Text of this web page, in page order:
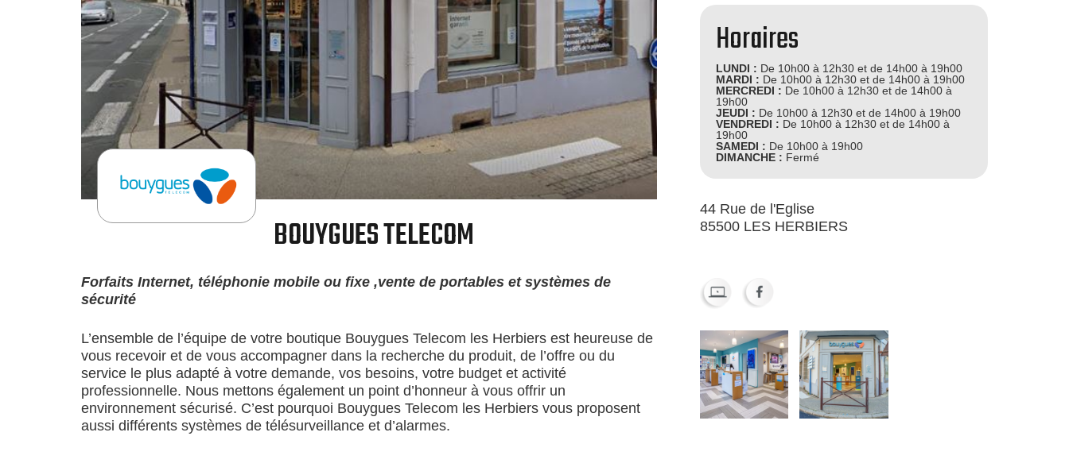
BOUYGUES TELECOM
Forfaits Internet, téléphonie mobile ou fixe ,vente de portables et systèmes de
sécurité
L’ensemble de l’équipe de votre boutique Bouygues Telecom les Herbiers est heureuse de
vous recevoir et de vous accompagner dans la recherche du produit, de l’offre ou du
service le plus adapté à votre demande, vos besoins, votre budget et activité
professionnelle. Nous mettons également un point d’honneur à vous offrir un
environnement sécurisé. C’est pourquoi Bouygues Telecom les Herbiers vous proposent
aussi différents systèmes de télésurveillance et d’alarmes.
Horaires
LUNDI : De 10h00 à 12h30 et de 14h00 à 19h00
MARDI : De 10h00 à 12h30 et de 14h00 à 19h00
MERCREDI : De 10h00 à 12h30 et de 14h00 à
19h00
JEUDI : De 10h00 à 12h30 et de 14h00 à 19h00
VENDREDI : De 10h00 à 12h30 et de 14h00 à
19h00
SAMEDI : De 10h00 à 19h00
DIMANCHE : Fermé
44 Rue de l'Eglise
85500 LES HERBIERS